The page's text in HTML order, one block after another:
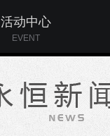
活动中心
EVENT